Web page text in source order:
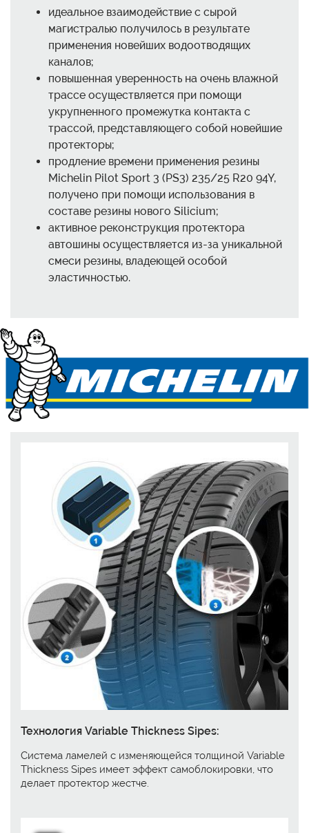
идеальное взаимодействие с сырой
магистралью получилось в результате
применения новейших водоотводящих
каналов;
повышенная уверенность на очень влажной
трассе осуществляется при помощи
укрупненного промежутка контакта с
трассой, представляющего собой новейшие
протекторы;
продление времени применения резины
Michelin Pilot Sport 3 (PS3) 235/25 R20 94Y,
получено при помощи использования в
составе резины нового Silicium;
активное реконструкция протектора
автошины осуществляется из-за уникальной
смеси резины, владеющей особой
эластичностью.
Технология Variable Thickness Sipes:
Система ламелей с изменяющейся толщиной Variable
Thickness Sipes имеет эффект самоблокировки, что
делает протектор жестче.